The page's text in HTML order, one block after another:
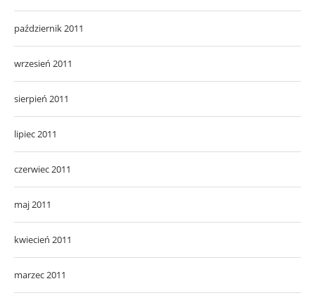
październik 2011
wrzesień 2011
sierpień 2011
lipiec 2011
czerwiec 2011
maj 2011
kwiecień 2011
marzec 2011